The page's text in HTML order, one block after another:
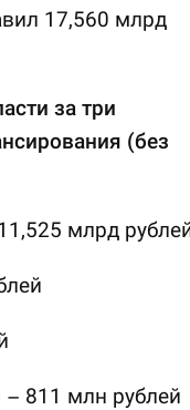
17,560 млрд
за три
(без
млрд
– 811 млн рублей